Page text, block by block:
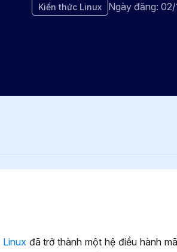
Kiến thức Linux Ngày đăng:
Linuxđã trở thành một hệ điều hành